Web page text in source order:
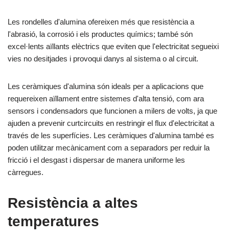
Les rondelles d'alumina ofereixen més que resistència a
l'abrasió, la corrosió i els productes químics; també són
excel·lents aïllants elèctrics que eviten que l'electricitat segueixi
vies no desitjades i provoqui danys al sistema o al circuit.
Les ceràmiques d'alumina són ideals per a aplicacions que
requereixen aïllament entre sistemes d'alta tensió, com ara
sensors i condensadors que funcionen a milers de volts, ja que
ajuden a prevenir curtcircuits en restringir el flux d'electricitat a
través de les superfícies. Les ceràmiques d'alumina també es
poden utilitzar mecànicament com a separadors per reduir la
fricció i el desgast i dispersar de manera uniforme les
càrregues.
Resistència a altes
temperatures